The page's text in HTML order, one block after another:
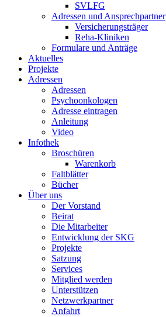
SVLFG
Adressen und Ansprechpartner
Versicherungsträger
Reha-Kliniken
Formulare und Anträge
Aktuelles
Projekte
Adressen
Adressen
Psychoonkologen
Adresse eintragen
Anleitung
Video
Infothek
Broschüren
Warenkorb
Faltblätter
Bücher
Über uns
Der Vorstand
Beirat
Die Mitarbeiter
Entwicklung der SKG
Projekte
Satzung
Services
Mitglied werden
Unterstützen
Netzwerkpartner
Anfahrt